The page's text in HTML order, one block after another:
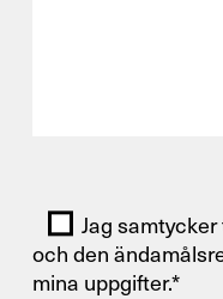
Jag samtycker
och den
mina uppgifter.*